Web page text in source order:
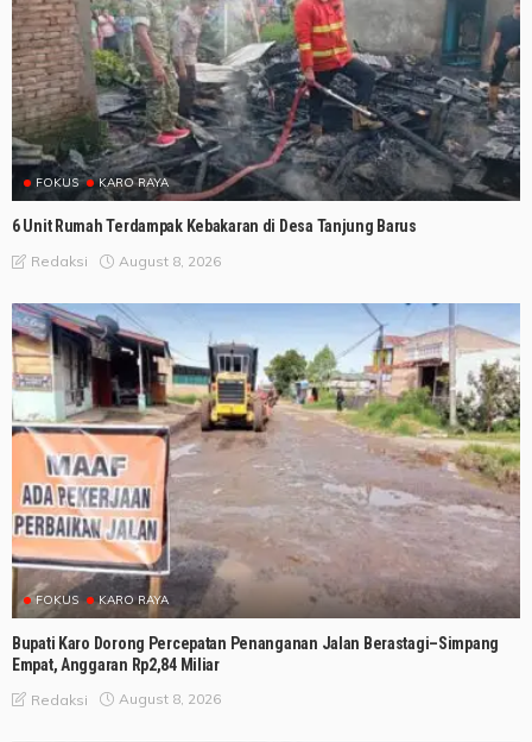
FOKUS KARO RAYA
6 Unit Rumah Terdampak Kebakaran di Desa Tanjung Barus
Redaksi August 8, 2026
FOKUS KARO RAYA
Bupati Karo Dorong Percepatan Penanganan Jalan Berastagi–Simpang
Empat, Anggaran Rp2,84 Miliar
Redaksi August 8, 2026